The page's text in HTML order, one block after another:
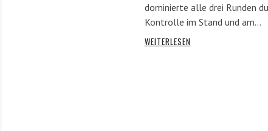
dominierte alle drei Runden
Kontrolle im Stand und am…
WEITERLESEN